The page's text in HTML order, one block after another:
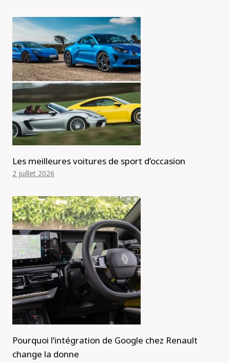
Les meilleures voitures de sport d’occasion
2 juillet 2026
Pourquoi l’intégration de Google chez Renault
change la donne